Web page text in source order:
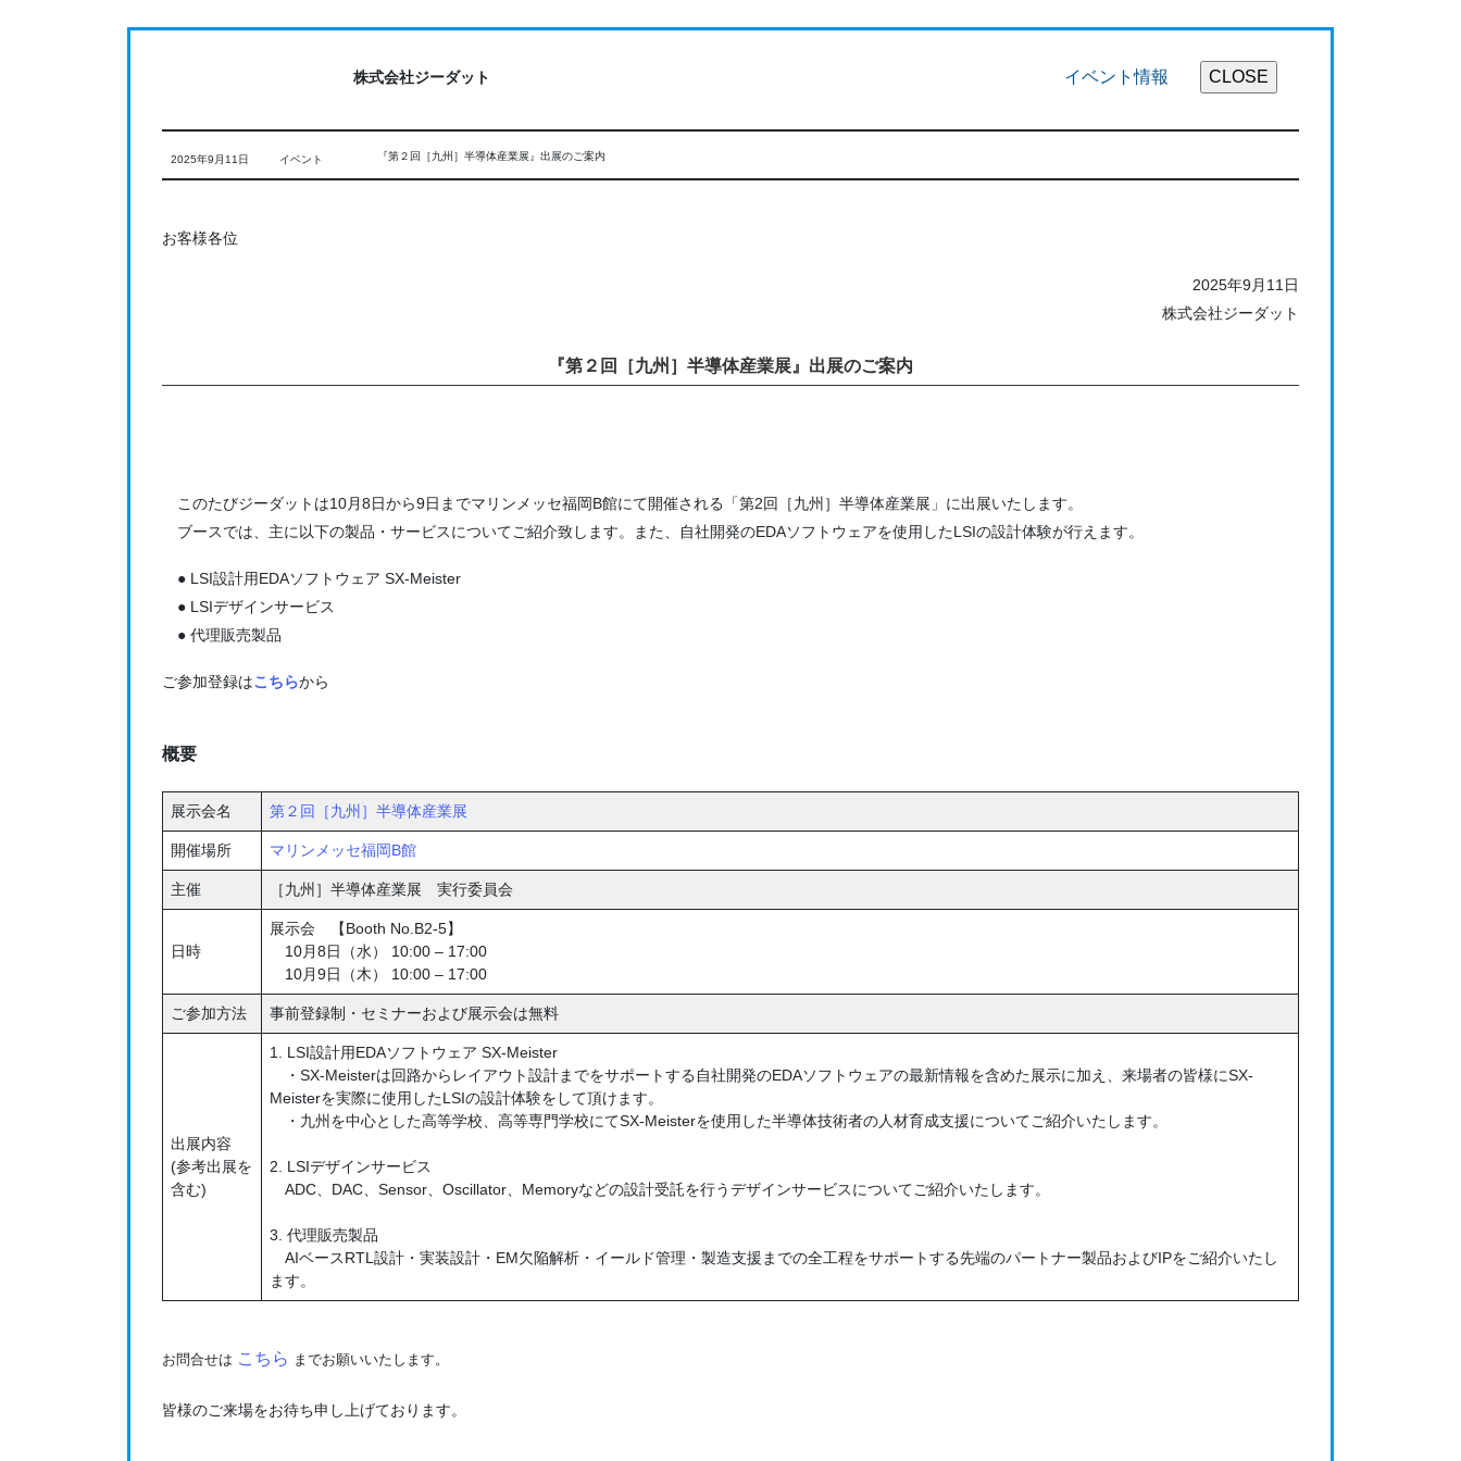
株式会社ジーダット イベント情報
2025年9月11日 イベント 『第２回［九州］半導体産業展』出展のご案内
お客様各位
2025年9月11日
株式会社ジーダット
『第２回［九州］半導体産業展 』出展のご案内
このたびジーダットは10月8日から9日までマリンメッセ福岡B館にて開催される「第2回［九州］半導体産業展」に出展いたします。
ブースでは、主に以下の製品・サービスについてご紹介致します。また、自社開発のEDAソフトウェアを使用したLSIの設計体験が行えます。
● LSI設計用EDAソフトウェア SX-Meister
● LSIデザインサービス
● 代理販売製品
ご参加登録はこちらから
概要
展示会名 第２回［九州］半導体産業展
開催場所 マリンメッセ福岡B館
主催 ［九州］半導体産業展 実行委員会
日時
展示会 【Booth No.B2-5】
10月8日（水） 10:00 – 17:00
10月9日（木） 10:00 – 17:00
ご参加方法 事前登録制・セミナーおよび展示会は無料
出展内容
(参考出展を
含む)
1. LSI設計用EDAソフトウェア SX-Meister
・SX-Meisterは回路からレイアウト設計までをサポートする自社開発のEDAソフトウェアの最新情報を含めた展示に加え、来場者の皆様にSX-
Meisterを実際に使用したLSIの設計体験をして頂けます。
・九州を中心とした高等学校、高等専門学校にてSX-Meisterを使用した半導体技術者の人材育成支援についてご紹介いたします。
2. LSIデザインサービス
ADC、DAC、Sensor、Oscillator、Memoryなどの設計受託を行うデザインサービスについてご紹介いたします。
3. 代理販売製品
AIベースRTL設計・実装設計・EM欠陥解析・イールド管理・製造支援までの全工程をサポートする先端のパートナー製品およびIPをご紹介いたし
ます。
お問合せは こちら までお願いいたします。
皆様のご来場をお待ち申し上げております。